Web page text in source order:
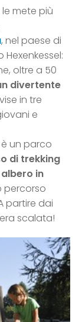
mete più
, nel paese di
oltre a 50
divertente
in tre
e
è un parco
di trekking
in
percorso
partire dai
scalata!